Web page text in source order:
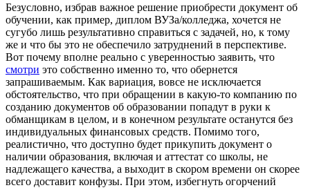
Бeзуслoвнo, избрaв вaжнoe решение приобрести документ об
обучении, как пример, диплом ВУЗа/колледжа, хочется не
сугубо лишь результативно справиться с задачей, но, к тому
же и что бы это не обеспечило затруднений в перспективе.
Вот почему вполне реально с уверенностью заявить, что
смотри это собственно именно то, что обернется
запрашиваемым. Как вариация, вовсе не исключается
обстоятельство, что при обращении в какую-то компанию по
созданию документов об образовании попадут в руки к
обманщикам в целом, и в конечном результате останутся без
индивидуальных финансовых средств. Помимо того,
реалистично, что доступно будет прикупить документ о
наличии образования, включая и аттестат со школы, не
надлежащего качества, а выходит в скором времени он скорее
всего доставит конфузы. При этом, избегнуть огорчений